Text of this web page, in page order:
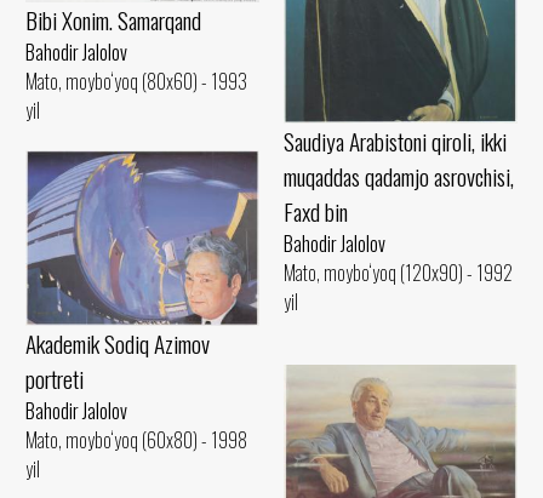
Bibi Xonim. Samarqand
Bahodir Jalolov
Mato, moybo‘yoq (80x60) - 1993
yil
Saudiya Arabistoni qiroli, ikki
muqaddas qadamjo asrovchisi,
Faxd bin
Bahodir Jalolov
Mato, moybo‘yoq (120x90) - 1992
yil
Akademik Sodiq Azimov
portreti
Bahodir Jalolov
Mato, moybo‘yoq (60x80) - 1998
yil